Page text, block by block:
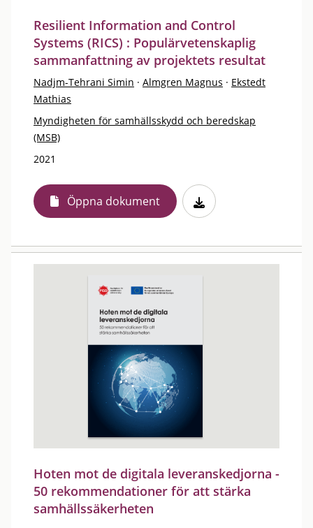
Resilient Information and Control
Systems (RICS) : Populärvetenskaplig
sammanfattning av projektets resultat
Nadjm-Tehrani Simin · Almgren Magnus · Ekstedt
Mathias
Myndigheten för samhällsskydd och beredskap
(MSB)
2021
Öppna dokument
Hoten mot de digitala leveranskedjorna -
50 rekommendationer för att stärka
samhällssäkerheten